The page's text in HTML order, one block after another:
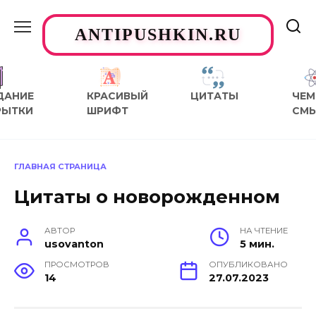
содержаниюANTIPUSHKIN.RU
КРАСИВЫЙ
ШРИФТ
ЦИТАТЫ
ЧЕМ
ГЛАВНАЯ СТРАНИЦА
Цитаты о новорожденном
АВТОР
usovanton
НА ЧТЕНИЕ
5 мин.
ПРОСМОТРОВ
14
ОПУБЛИКОВАНО
27.07.2023